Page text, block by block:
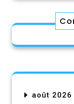
août 2026